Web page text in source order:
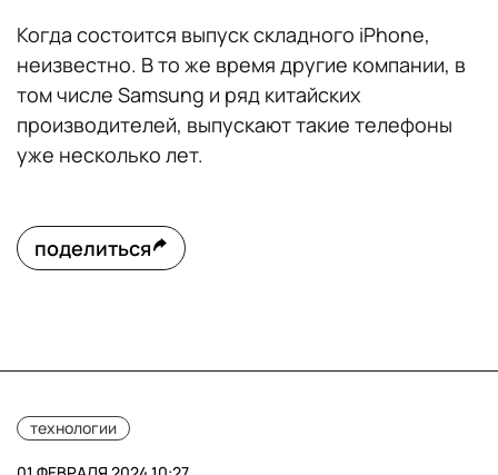
Когда состоится выпуск складного iPhone,
неизвестно. В то же время другие компании, в
том числе Samsung и ряд китайских
производителей, выпускают такие телефоны
уже несколько лет.
поделиться
технологии